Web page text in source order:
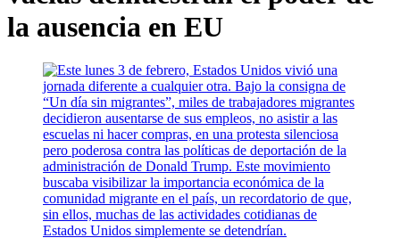
la ausencia en EU